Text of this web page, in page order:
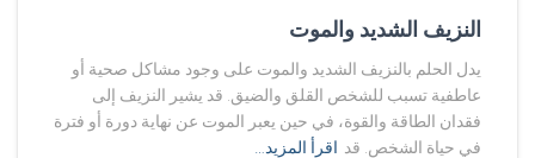
النزيف الشديد والموت
يدل الحلم بالنزيف الشديد والموت على وجود مشاكل صحية أو
عاطفية تسبب للشخص القلق والضيق. قد يشير النزيف إلى
فقدان الطاقة والقوة، في حين يعبر الموت عن نهاية دورة أو فترة
في حياة الشخص. قد اقرأ المزيد…